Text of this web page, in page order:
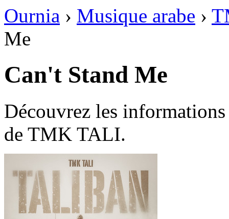
Ournia › Musique arabe ›
Me
Can't Stand Me
Découvrez les
de TMK TALI.